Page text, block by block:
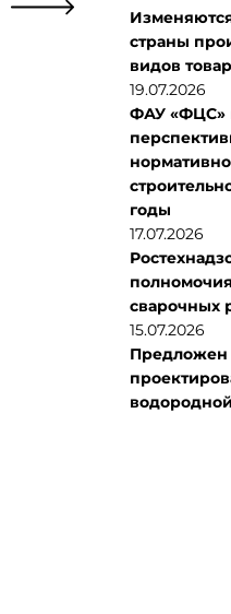
страны
видов
19.07.2026
ФАУ «ФЦС»
годы
17.07.2026
сварочных
15.07.2026